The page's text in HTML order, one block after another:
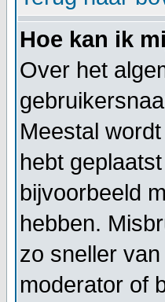
Hoe kan ik
Over het
Meestal
hebt
bijvoorbeeld
hebben.
zo sneller
moderator of